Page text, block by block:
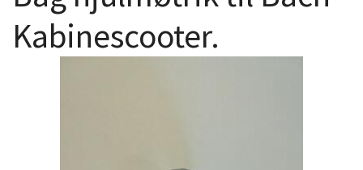
Kabinescooter.